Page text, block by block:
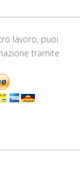
lavoro, puoi
tramite